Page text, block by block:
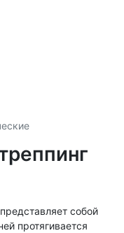
собой
протягивается